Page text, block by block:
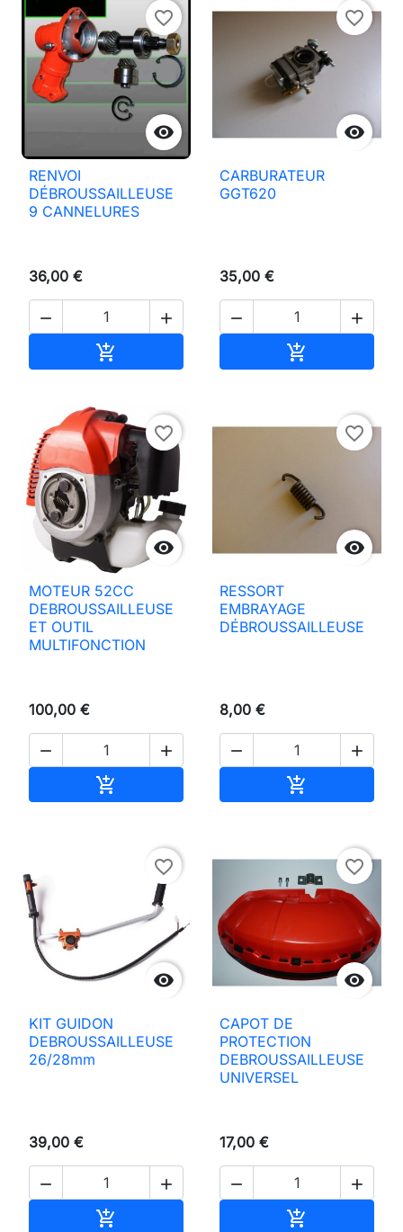

favorite_border
RENVOI
DÉBROUSSAILLEUSE
9 CANNELURES
36,00 €
 


favorite_border
CARBURATEUR
GGT620
35,00 €
 


favorite_border
MOTEUR 52CC
DEBROUSSAILLEUSE
ET OUTIL
MULTIFONCTION
100,00 €
 


favorite_border
RESSORT
EMBRAYAGE
DÉBROUSSAILLEUSE
8,00 €
 


favorite_border
KIT GUIDON
DEBROUSSAILLEUSE
26/28mm
39,00 €
 


favorite_border
CAPOT DE
PROTECTION
DEBROUSSAILLEUSE
UNIVERSEL
17,00 €
 
